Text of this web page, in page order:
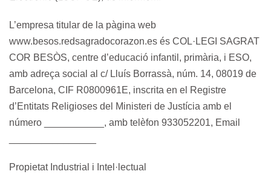
L’empresa titular de la pàgina web
www.besos.redsagradocorazon.es és COL·LEGI SAGRAT
COR BESÒS, centre d’educació infantil, primària, i ESO,
amb adreça social al c/ Lluís Borrassà, núm. 14, 08019 de
Barcelona, CIF R0800961E, inscrita en el Registre
d’Entitats Religioses del Ministeri de Justícia amb el
número ___________, amb telèfon 933052201, Email
Propietat Industrial i Intel·lectual